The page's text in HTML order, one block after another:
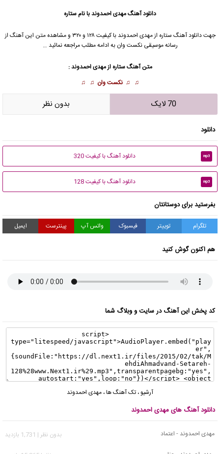
دانلود آهنگمهدی احمدوندبا نام ستاره
جهت دانلود آهنگ ستاره ازمهدی احمدوند
با کیفیت ۱۲۸ و ۳۲۰ و مشاهده متن این آهنگ از
رسانه موسیقی نکست وان به ادامه مطلب مراجعه نمائید …
متن آهنگ ستاره ازمهدی احمدوند:
♫ ♫ نکست وان ♫ ♫
70 لایک بدون نظر
دانلود
mp3 دانلود آهنگ با کیفیت 320
mp3 دانلود آهنگ با کیفیت 128
بفرستید برای دوستانتان
تلگرام توییتر فیسبوک واتس آپ پینترست ایمیل
هم اکنون گوش کنید
کد پخش این آهنگ در سایت و وبلاگ شما
آرشیو ، تک آهنگ ها، مهدی احمدوند
دانلود آهنگ های مهدی احمدوند
مهدی احمدوند - اعتماد
بدون نظر | 1,731 بازدید